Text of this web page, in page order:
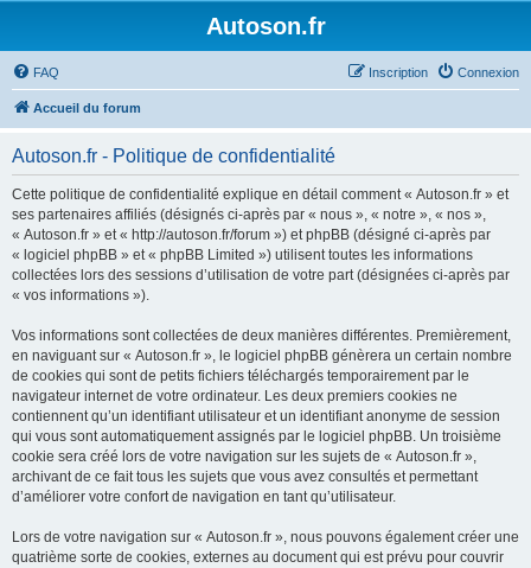
Autoson.fr
FAQ Connexion
Inscription
Accueil du forum
Autoson.fr - Politique de confidentialité
Cette politique de confidentialité explique en détail comment « Autoson.fr » et
ses partenaires affiliés (désignés ci-après par « nous », « notre », « nos »,
« Autoson.fr » et « http://autoson.fr/forum ») et phpBB (désigné ci-après par
« logiciel phpBB » et « phpBB Limited ») utilisent toutes les informations
collectées lors des sessions d’utilisation de votre part (désignées ci-après par
« vos informations »).
Vos informations sont collectées de deux manières différentes. Premièrement,
en naviguant sur « Autoson.fr », le logiciel phpBB génèrera un certain nombre
de cookies qui sont de petits fichiers téléchargés temporairement par le
navigateur internet de votre ordinateur. Les deux premiers cookies ne
contiennent qu’un identifiant utilisateur et un identifiant anonyme de session
qui vous sont automatiquement assignés par le logiciel phpBB. Un troisième
cookie sera créé lors de votre navigation sur les sujets de « Autoson.fr »,
archivant de ce fait tous les sujets que vous avez consultés et permettant
d’améliorer votre confort de navigation en tant qu’utilisateur.
Lors de votre navigation sur « Autoson.fr », nous pouvons également créer une
quatrième sorte de cookies, externes au document qui est prévu pour couvrir